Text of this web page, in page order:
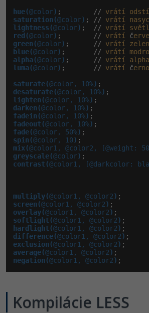
hue(@color) ;        // vrátí
saturation(@color) ; // vrátí
lightness(@color) ;  // vrátí
red(@color) ;        // vrátí č
green(@color) ;      // vrátí
blue(@color) ;       // vrátí
alpha(@color) ;      // vrátí alpha
luma(@color) ;       // vrátí č
saturate(@color, 10%) ;
desaturate(@color, 10%) ;
lighten(@color, 10%) ;
darken(@color, 10%) ;
fadein(@color, 10%) ;
fadeout(@color, 10%) ;
fade(@color, 50%) ;
spin(@color, 10) ;
mix(@color1, @color2, [@weight:
greyscale(@color) ;
contrast(@color1, [@darkcolor:
multiply(@color1, @color2)
screen(@color1, @color2)
overlay(@color1, @color2)
softlight(@color1, @color2)
hardlight(@color1, @color2)
difference(@color1, @color2)
exclusion(@color1, @color2)
average(@color1, @color2)
negation(@color1, @color2) ;
Kompilácie LESS